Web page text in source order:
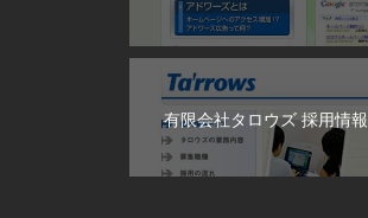
有限会社タロウズ 採用情報